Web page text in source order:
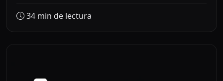
34 min de lectura